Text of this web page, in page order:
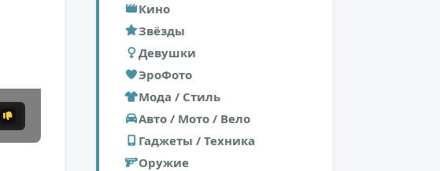
Кино
Звёзды
Девушки
ЭроФото
Мода / Стиль
Авто / Мото / Вело
Гаджеты / Техника
Оружие